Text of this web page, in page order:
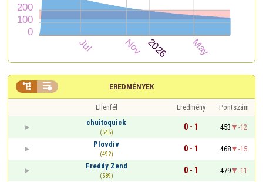
EREDMÉNYEK
 
Ellenfél Eredmény
Pontszám
chuitoquick
(545)
0 - 1 453
-12
Plovdiv
(492)
0 - 1 468
-15
Freddy Zend
(589)
0 - 1 479
-11